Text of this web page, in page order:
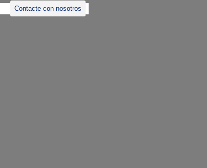
Contacte con nosotros